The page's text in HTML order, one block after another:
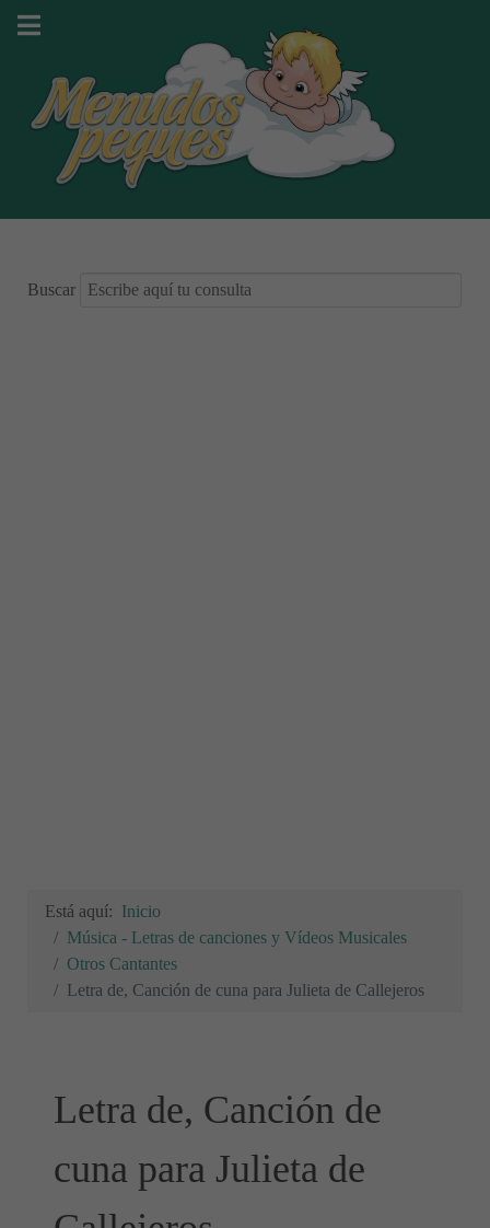
Buscar
Está aquí: Inicio
Música - Letras de canciones y Vídeos Musicales
Otros Cantantes
Letra de, Canción de cuna para Julieta de Callejeros
Letra de, Canción de
cuna para Julieta de